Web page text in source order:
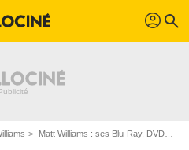
profil search
Matt Williams : ses Blu-Ray, DVD, VOD, SVOD